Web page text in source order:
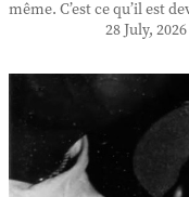
même. C’est ce qu’il est
28 July, 2026